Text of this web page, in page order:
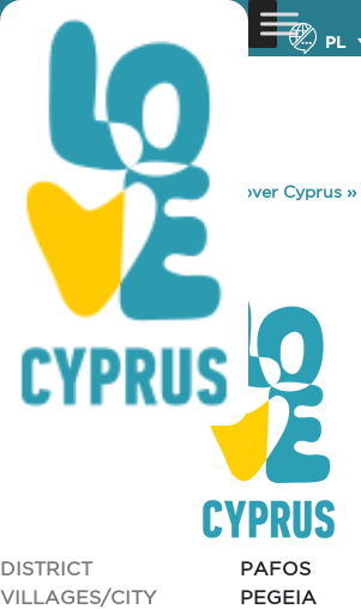
PL
You are here: Home »Discover Cyprus »
CORAL ELAIA
CORAL ELAIA
DISTRICT
PAFOS
VILLAGES/CITY
PEGEIA